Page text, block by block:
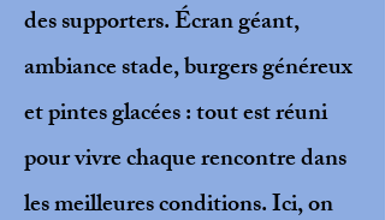
des supporters. Écran géant,
ambiance stade, burgers généreux
et pintes glacées : tout est réuni
pour vivre chaque rencontre dans
les meilleures conditions. Ici, on